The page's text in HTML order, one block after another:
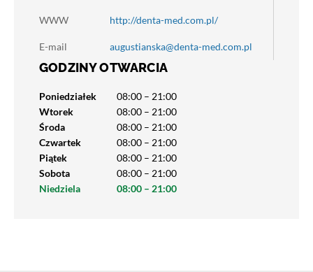
WWW http://denta-med.com.pl/
E-mail augustianska@denta-med.com.pl
GODZINY OTWARCIA
Poniedziałek
08:00 – 21:00
Wtorek
08:00 – 21:00
Środa
08:00 – 21:00
Czwartek
08:00 – 21:00
Piątek
08:00 – 21:00
Sobota
08:00 – 21:00
Niedziela
08:00 – 21:00